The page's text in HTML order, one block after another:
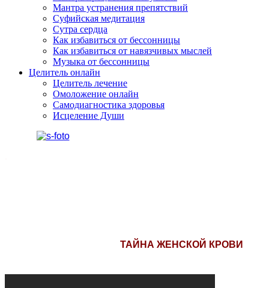
Мантра устранения препятствий
Суфийская медитация
Сутра сердца
Как избавиться от бессонницы
Как избавиться от навязчивых мыслей
Музыка от бессонницы
Целитель онлайн
Целитель лечение
Омоложение онлайн
Самодиагностика здоровья
Исцеление Души
ТАЙНА ЖЕНСКОЙ КРОВИ